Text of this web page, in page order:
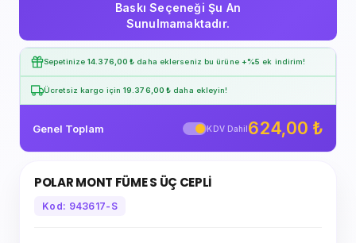
Baskı Seçeneği Şu An
Sunulmamaktadır.
Sepetinize14.376,00 ₺ daha eklerseniz bu ürüne +%5 ek indirim!
Ücretsiz kargo için 19.376,00 ₺ daha ekleyin!
Genel Toplam KDV Dahil624,00 ₺
POLAR MONT FÜME S ÜÇ CEPLİ
Kod: 943617-S